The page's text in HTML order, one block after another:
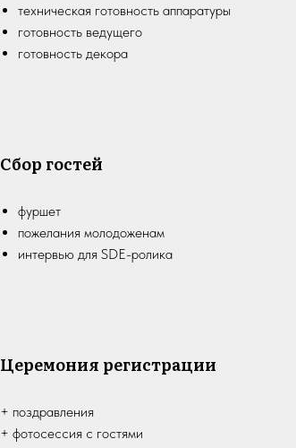
техническая готовность аппаратуры
готовность ведущего
готовность декора
Сбор гостей
фуршет
пожелания молодоженам
интервью для SDE-ролика
Церемония регистрации
+ поздравления
+ фотосессия с гостями